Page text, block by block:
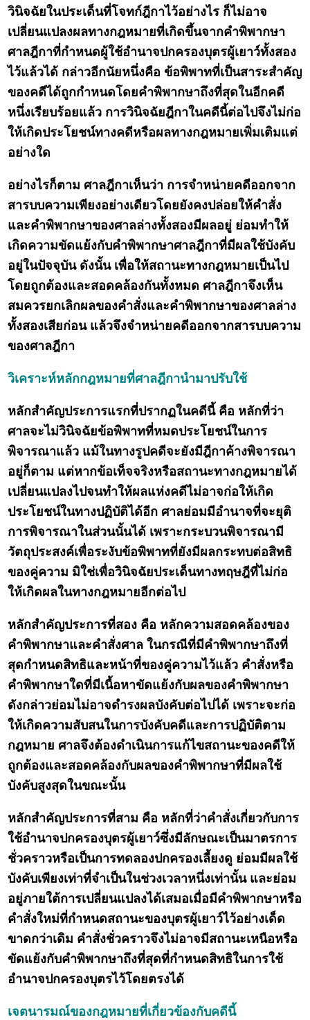
วินิจฉัยในประเด็นที่โจทก์ฎีกาไว้อย่างไร ก็ไม่อาจ
เปลี่ยนแปลงผลทางกฎหมายที่เกิดขึ้นจากคำพิพากษา
ศาลฎีกาที่กำหนดผู้ใช้อำนาจปกครองบุตรผู้เยาว์ทั้งสอง
ไว้แล้วได้ กล่าวอีกนัยหนึ่งคือ ข้อพิพาทที่เป็นสาระสำคัญ
ของคดีได้ถูกกำหนดโดยคำพิพากษาถึงที่สุดในอีกคดี
หนึ่งเรียบร้อยแล้ว การวินิจฉัยฎีกาในคดีนี้ต่อไปจึงไม่ก่อ
ให้เกิดประโยชน์ทางคดีหรือผลทางกฎหมายเพิ่มเติมแต่
อย่างใด
อย่างไรก็ตาม ศาลฎีกาเห็นว่า การจำหน่ายคดีออกจาก
สารบบความเพียงอย่างเดียวโดยยังคงปล่อยให้คำสั่ง
และคำพิพากษาของศาลล่างทั้งสองมีผลอยู่ ย่อมทำให้
เกิดความขัดแย้งกับคำพิพากษาศาลฎีกาที่มีผลใช้บังคับ
อยู่ในปัจจุบัน ดังนั้น เพื่อให้สถานะทางกฎหมายเป็นไป
โดยถูกต้องและสอดคล้องกันทั้งหมด ศาลฎีกาจึงเห็น
สมควรยกเลิกผลของคำสั่งและคำพิพากษาของศาลล่าง
ทั้งสองเสียก่อน แล้วจึงจำหน่ายคดีออกจากสารบบความ
ของศาลฎีกา
วิเคราะห์หลักกฎหมายที่ศาลฎีกานำมาปรับใช้
หลักสำคัญประการแรกที่ปรากฏในคดีนี้ คือ หลักที่ว่า
ศาลจะไม่วินิจฉัยข้อพิพาทที่หมดประโยชน์ในการ
พิจารณาแล้ว แม้ในทางรูปคดีจะยังมีฎีกาค้างพิจารณา
อยู่ก็ตาม แต่หากข้อเท็จจริงหรือสถานะทางกฎหมายได้
เปลี่ยนแปลงไปจนทำให้ผลแห่งคดีไม่อาจก่อให้เกิด
ประโยชน์ในทางปฏิบัติได้อีก ศาลย่อมมีอำนาจที่จะยุติ
การพิจารณาในส่วนนั้นได้ เพราะกระบวนพิจารณามี
วัตถุประสงค์เพื่อระงับข้อพิพาทที่ยังมีผลกระทบต่อสิทธิ
ของคู่ความ มิใช่เพื่อวินิจฉัยประเด็นทางทฤษฎีที่ไม่ก่อ
ให้เกิดผลในทางกฎหมายอีกต่อไป
หลักสำคัญประการที่สอง คือ หลักความสอดคล้องของ
คำพิพากษาและคำสั่งศาล ในกรณีที่มีคำพิพากษาถึงที่
สุดกำหนดสิทธิและหน้าที่ของคู่ความไว้แล้ว คำสั่งหรือ
คำพิพากษาใดที่มีเนื้อหาขัดแย้งกับผลของคำพิพากษา
ดังกล่าวย่อมไม่อาจดำรงผลบังคับต่อไปได้ เพราะจะก่อ
ให้เกิดความสับสนในการบังคับคดีและการปฏิบัติตาม
กฎหมาย ศาลจึงต้องดำเนินการแก้ไขสถานะของคดีให้
ถูกต้องและสอดคล้องกับผลของคำพิพากษาที่มีผลใช้
บังคับสูงสุดในขณะนั้น
หลักสำคัญประการที่สาม คือ หลักที่ว่าคำสั่งเกี่ยวกับการ
ใช้อำนาจปกครองบุตรผู้เยาว์ซึ่งมีลักษณะเป็นมาตรการ
ชั่วคราวหรือเป็นการทดลองปกครองเลี้ยงดู ย่อมมีผลใช้
บังคับเพียงเท่าที่จำเป็นในช่วงเวลาหนึ่งเท่านั้น และย่อม
อยู่ภายใต้การเปลี่ยนแปลงได้เสมอเมื่อมีคำพิพากษาหรือ
คำสั่งใหม่ที่กำหนดสถานะของบุตรผู้เยาว์ไว้อย่างเด็ด
ขาดกว่าเดิม คำสั่งชั่วคราวจึงไม่อาจมีสถานะเหนือหรือ
ขัดแย้งกับคำพิพากษาถึงที่สุดที่กำหนดสิทธิในการใช้
อำนาจปกครองบุตรไว้โดยตรงได้
เจตนารมณ์ของกฎหมายที่เกี่ยวข้องกับคดีนี้